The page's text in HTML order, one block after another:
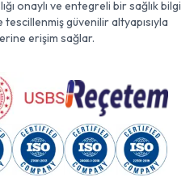
onaylı ve entegreli bir sağlık bilgi
güvenilir altyapısıyla
erişim sağlar.